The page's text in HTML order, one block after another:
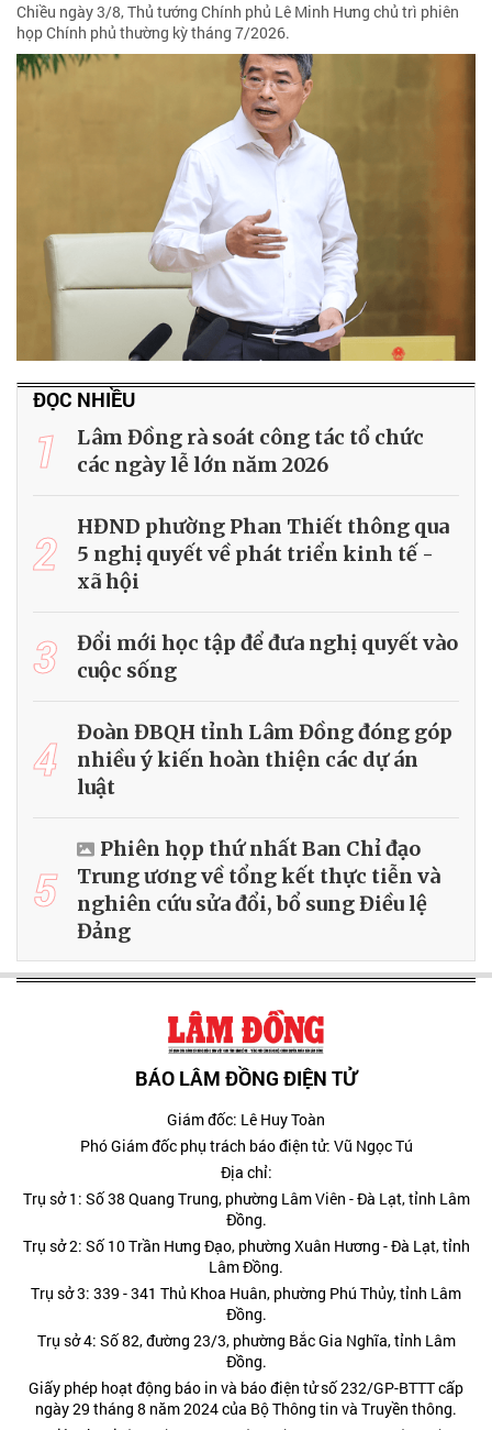
Chiều ngày 3/8, Thủ tướng Chính phủ Lê Minh Hưng chủ trì phiên
họp Chính phủ thường kỳ tháng 7/2026.
ĐỌC NHIỀU
1
Lâm Đồng rà soát công tác tổ chức
các ngày lễ lớn năm 2026
2
HĐND phường Phan Thiết thông qua
5 nghị quyết về phát triển kinh tế -
xã hội
3
Đổi mới học tập để đưa nghị quyết vào
cuộc sống
4
Đoàn ĐBQH tỉnh Lâm Đồng đóng góp
nhiều ý kiến hoàn thiện các dự án
luật
5
Phiên họp thứ nhất Ban Chỉ đạo
Trung ương về tổng kết thực tiễn và
nghiên cứu sửa đổi, bổ sung Điều lệ
Đảng
BÁO LÂM ĐỒNG ĐIỆN TỬ
Giám đốc: Lê Huy Toàn
Phó Giám đốc phụ trách báo điện tử: Vũ Ngọc Tú
Địa chỉ:
Trụ sở 1: Số 38 Quang Trung, phường Lâm Viên - Đà Lạt, tỉnh Lâm
Đồng.
Trụ sở 2: Số 10 Trần Hưng Đạo, phường Xuân Hương - Đà Lạt, tỉnh
Lâm Đồng.
Trụ sở 3: 339 - 341 Thủ Khoa Huân, phường Phú Thủy, tỉnh Lâm
Đồng.
Trụ sở 4: Số 82, đường 23/3, phường Bắc Gia Nghĩa, tỉnh Lâm
Đồng.
Giấy phép hoạt động báo in và báo điện tử số 232/GP-BTTT cấp
ngày 29 tháng 8 năm 2024 của Bộ Thông tin và Truyền thông.